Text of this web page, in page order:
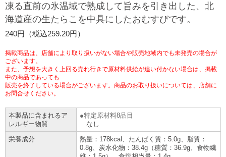
ギフト
プリペイドカード・金券
ニンテンドー・ダウンロードカード
コピー
プリント
スキャン
ファクス
チケット
宅配便
切手・はがき・印紙
セブン銀行ATM
ご利用可能なお支払い方法
各種料金のお支払い
チケットサービス
セブンチケット
チケットぴあ
イープラス
CNプレイガイド
セブン‐イレブンでお受取り
タワーレコード
セブンネットショッピング
停電時のサービス停止のお知らせ
企業理念
会社概要
貸借対照表・損益計算書
沿革
国内店舗数
セブン＆アイ・ホールディングスの重点課題
サステナビリティ活動基本方針
サステナビリティ推進体制
GREEN CHALLENGE 2050
4VISIONS
サステナビリティニュース
加盟店オーナー募集 物件募集・購入
アルバイト情報 採用情報
店舗検索
ネットショッピング
お問い合わせ
Language
English (Corporate)
English (Services)
凍る直前の氷温域で熟成して旨みを引き出した、北
海道産の生たらこを中具にしたおむすびです。
240円（税込259.20円）
掲載商品は、店舗により取り扱いがない場合や販売地域内でも未発売の場合が
ございます。
また、予想を大きく上回る売れ行きで原材料供給が追い付かない場合は、掲載
中の商品であっても
販売を終了している場合がございます。商品のお取り扱いについては、店舗に
お問合せください。
本製品に含まれるア
レルギー物質
特定原材料8品目
なし
栄養成分
熱量：178kcal、たんぱく質：5.0g、脂質：
0.8g、炭水化物：38.4g（糖質：36.9g、食物繊